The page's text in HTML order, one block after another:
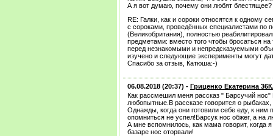
А я вот думаю, почему они любят
RE: Галки, как и сороки относятся к одному
с сороками, проведённых специалистами по
(Великобритания), полностью
предметами: вместо того чтобы бросаться
перед незнакомыми и непредсказуемыми
изучено и следующие эксперименты могут
Спасибо за отзыв, Катюша:-)
06.08.2018 (20:37) - Гриценко Екатерина
Как рассмешил меня рассказ " Барсучий
любопытные.В рассказе говорится о
Однажды, когда они готовили себе еду, к ним
опомниться не успел!Барсук нос обжег, а на
А мне вспомнилось, как мама говорит,
базаре нос оторвали!